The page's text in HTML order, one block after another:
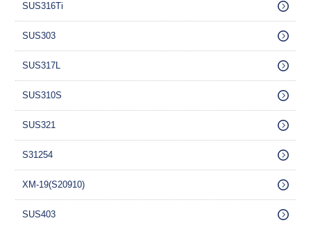
SUS316Ti
SUS303
SUS317L
SUS310S
SUS321
S31254
XM-19(S20910)
SUS403